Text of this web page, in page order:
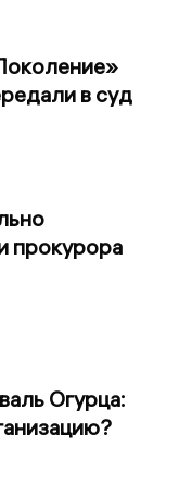
в суд
прокурора
Огурца: